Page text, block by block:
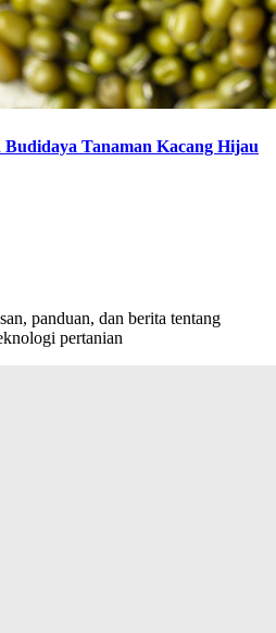
Tanaman Kacang Hijau
panduan, dan berita tentang
pertanian